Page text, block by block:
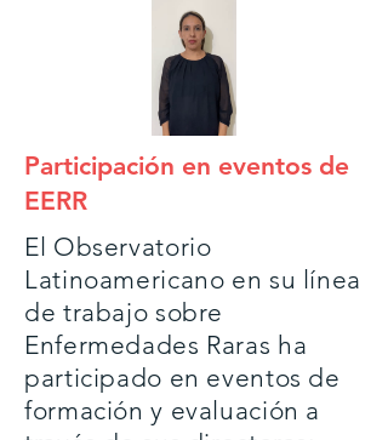
Participación en eventos de
EERR
El Observatorio
Latinoamericano en su línea
de trabajo sobre
Enfermedades Raras ha
participado en eventos de
formación y evaluación a